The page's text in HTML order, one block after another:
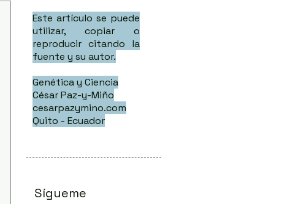
Este artículo se puede
utilizar, copiar o
reproducir citando la
fuente y su autor.
Genética y Ciencia
César Paz-y-Miño
cesarpazymino.com
Quito - Ecuador
Sígueme